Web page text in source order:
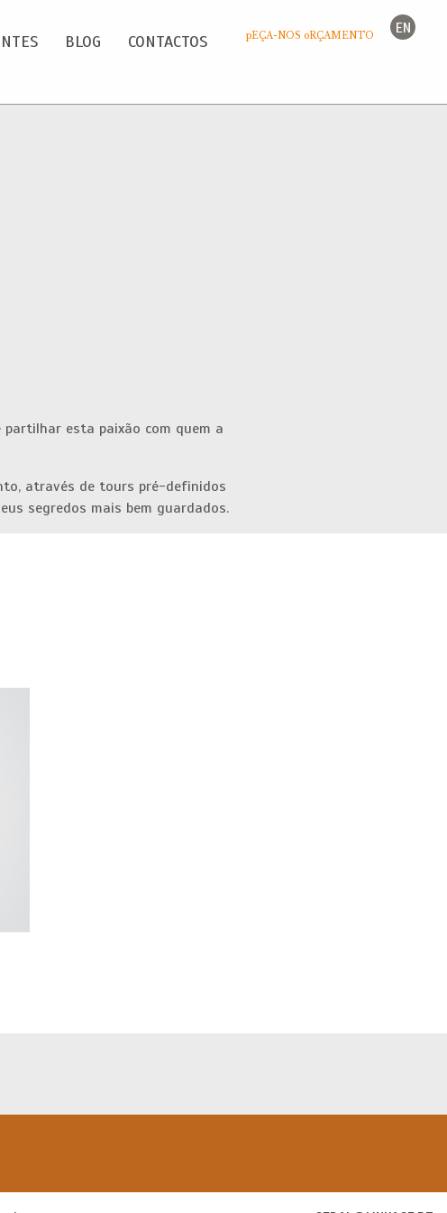
EN
BLOG CONTACTOS pEÇA-NOS oRÇAMENTO
partilhar esta paixão com quem a
através de tours pré-definidos
segredos mais bem guardados.